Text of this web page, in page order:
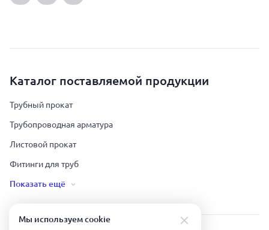
Каталог поставляемой продукции
Трубный прокат
Трубопроводная арматура
Листовой прокат
Фитинги для труб
Показать ещё
Мы используем сookie